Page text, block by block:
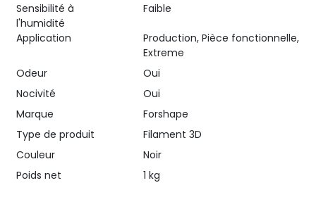
Sensibilité à
l'humidité
Faible
Application
Production, Pièce fonctionnelle,
Extreme
Odeur
Oui
Nocivité
Oui
Marque
Forshape
Type de produit
Filament 3D
Couleur
Noir
Poids net
1 kg